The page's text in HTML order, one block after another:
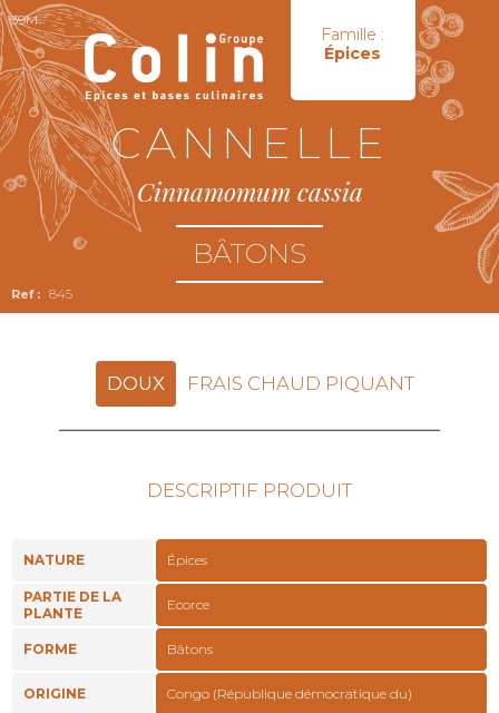
Famille :
Épices
39M
845
CANNELLE
Cinnamomum cassia
BÂTONS
DOUX FRAIS CHAUD PIQUANT
DESCRIPTIF PRODUIT
NATURE Épices
PARTIE DE LA
PLANTE
Ecorce
FORME Bâtons
ORIGINE Congo (République démocratique du)